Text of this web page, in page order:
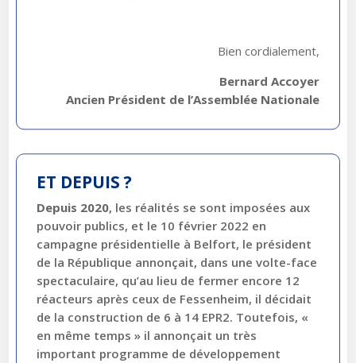
Bien cordialement,
Bernard Accoyer
Ancien Président de l’Assemblée Nationale
ET DEPUIS ?
Depuis 2020, les réalités se sont imposées aux
pouvoir publics, et le 10 février 2022 en
campagne présidentielle à Belfort, le président
de la République annonçait, dans une volte-face
spectaculaire, qu’au lieu de fermer encore 12
réacteurs après ceux de Fessenheim, il décidait
de la construction de 6 à 14 EPR2. Toutefois, «
en même temps » il annonçait un très
important programme de développement